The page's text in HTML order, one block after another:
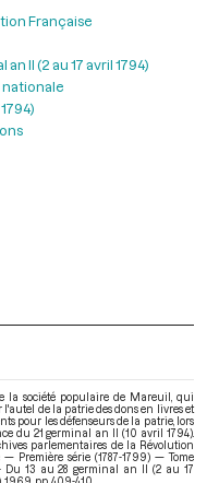
Française
II (2 au 17 avril 1794)
la société populaire de Mareuil, qui
l'autel de la patrie des dons en livres et
pour les défenseurs de la patrie, lors
du 21 germinal an II (10 avril 1794).
parlementaires de la Révolution
— Première série (1787-1799) — Tome
- Du 13 au 28 germinal an II (2 au 17